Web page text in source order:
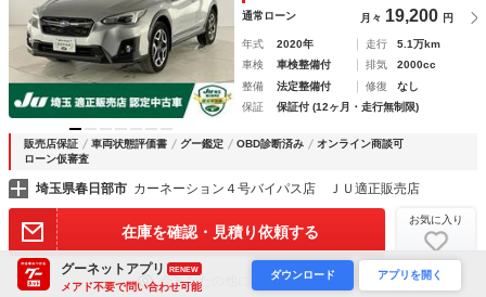
通常ローン 月々 19,200 円
年式 2020年 走行
5.1万km
車検
車検整備付 排気
2000cc
整備
法定整備付 修復
なし
保証
保証付 (12ヶ月・走行無制限)
販売店保証 車両状態評価書 グー鑑定 OBD診断済み
オンライン商談可
ローン仮審査
埼玉県春日部市 カーネーション４号バイパス店 ＪＵ適正販売店
在庫を確認・見積り依頼する
お気に入り
今あなたの他に 4人が見ています
グーネットアプリ RENEW
メアド不要で問い合わせ可能
ダウンロード アプリを開く